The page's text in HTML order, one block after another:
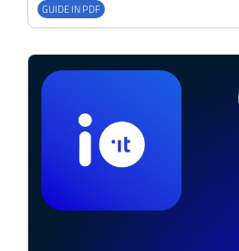
GUIDE IN PDF